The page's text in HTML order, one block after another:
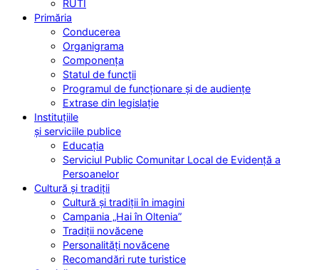
RUTI
Primăria
Conducerea
Organigrama
Componența
Statul de funcții
Programul de funcționare și de audiențe
Extrase din legislație
Instituțiile
și serviciile publice
Educația
Serviciul Public Comunitar Local de Evidență a
Persoanelor
Cultură și tradiții
Cultură și tradiții în imagini
Campania „Hai în Oltenia”
Tradiții novăcene
Personalități novăcene
Recomandări rute turistice